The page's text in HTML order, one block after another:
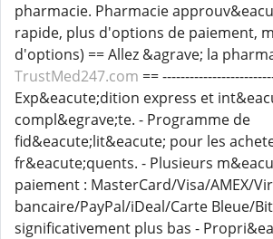
pharmacie. Pharmacie
rapide, plus d'options de paiement,
d'options) == Allez &agrave; la
TrustMed247.com ==
Exp&eacute;dition express et
compl&egrave;te. - Programme de
fid&eacute;lit&eacute; pour les
fr&eacute;quents. - Plusieurs
paiement : MasterCard/Visa/AMEX/
bancaire/PayPal/iDeal/Carte Bleue/
significativement plus bas -